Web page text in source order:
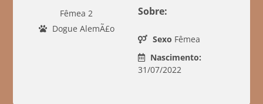
Fêmea 2
Dogue AlemÃ£o
Sobre:
Sexo Fêmea
Nascimento:
31/07/2022